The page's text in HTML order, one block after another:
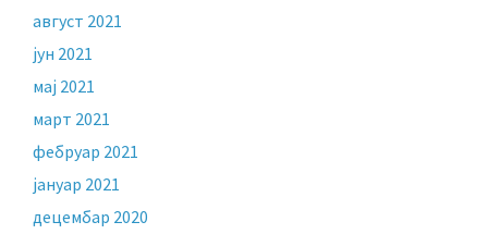
август 2021
јун 2021
мај 2021
март 2021
фебруар 2021
јануар 2021
децембар 2020